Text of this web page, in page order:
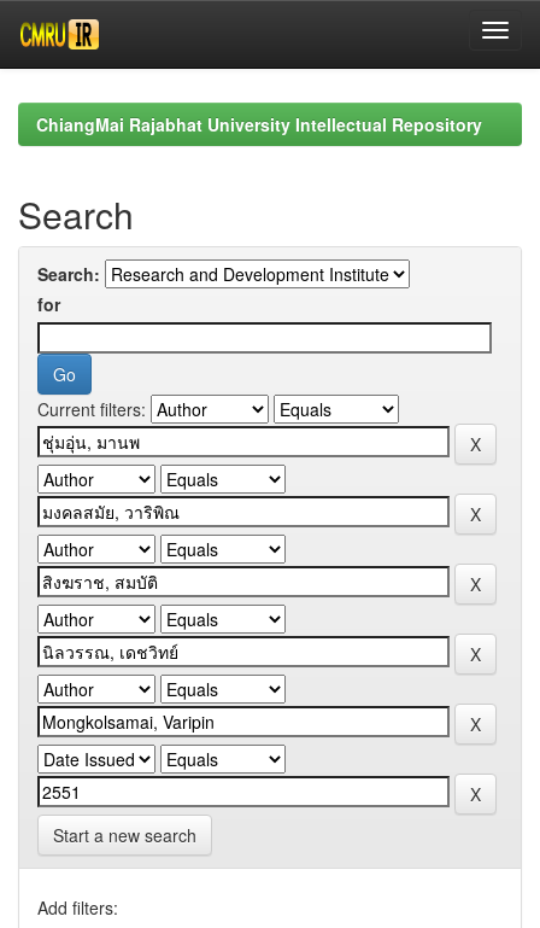
navigationChiangMai Rajabhat University Intellectual Repository
Search
Search:
for
Current filters:
Start a new search
Add filters: